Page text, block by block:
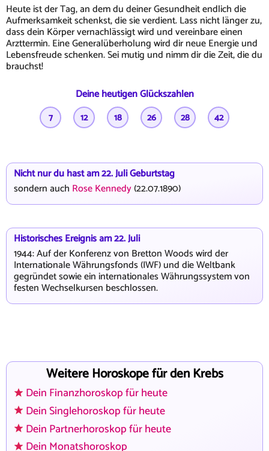
Heute ist der Tag, an dem du deiner Gesundheit endlich die
Aufmerksamkeit schenkst, die sie verdient. Lass nicht länger zu,
dass dein Körper vernachlässigt wird und vereinbare einen
Arzttermin. Eine Generalüberholung wird dir neue Energie und
Lebensfreude schenken. Sei mutig und nimm dir die Zeit, die du
brauchst!
Deine heutigen Glückszahlen
7 12 18 26 28 42
Nicht nur du hast am 22. Juli Geburtstag
sondern auch Rose Kennedy(22.07.1890)
Historisches Ereignis am 22. Juli
1944: Auf der Konferenz von Bretton Woods wird der
Internationale Währungsfonds (IWF) und die Weltbank
gegründet sowie ein internationales Währungssystem von
festen Wechselkursen beschlossen.
Weitere Horoskope für den Krebs
Dein Finanzhoroskop für heute
Dein Singlehoroskop für heute
Dein Partnerhoroskop für heute
Dein Monatshoroskop